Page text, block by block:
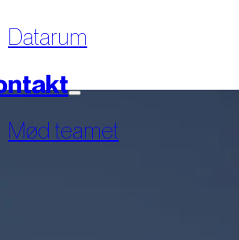
Datarum
Mød teamet